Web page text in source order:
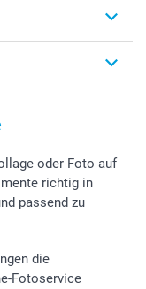
oder Foto auf
richtig in
passend zu
die
Fotoservice